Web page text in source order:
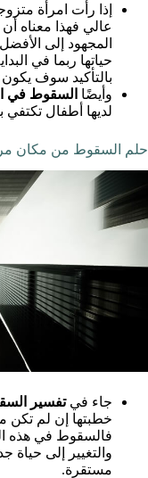
إذا رأت امرأة
عالي فهذا معناه
المجهود إلى
حياتها ربما في
بالتأكيد سوف يكون
وأيضًا السقوط في
لديها أطفال تكتفي
حلم السقوط من مكان
جاء فيتفسير
خطبتها إن لم تكن
فالسقوط في هذه
والتغيير إلى حياة
مستقرة.